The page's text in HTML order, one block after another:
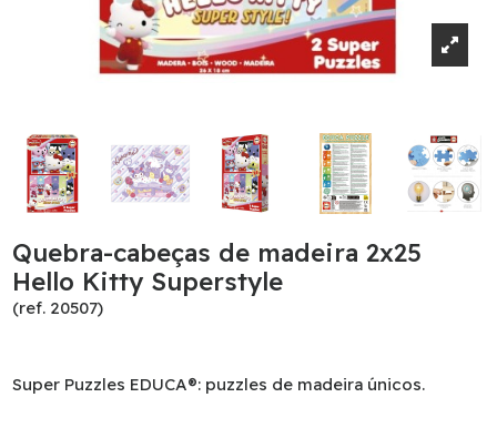
Quebra-cabeças de madeira 2x25
Hello Kitty Superstyle
(ref. 20507)
Super Puzzles EDUCA®: puzzles de madeira únicos.